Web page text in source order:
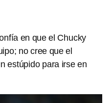
en que el Chucky
no cree que el
estúpido para irse en